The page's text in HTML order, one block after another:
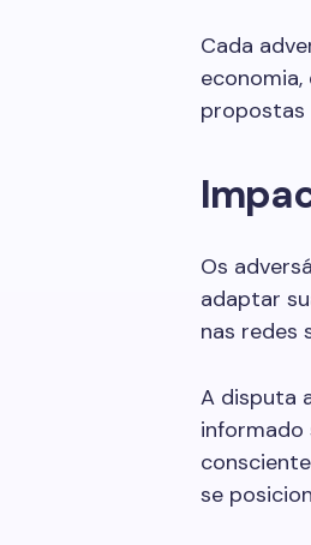
Cada
propostas
Os
adaptar
nas redes
A disputa
informado
se